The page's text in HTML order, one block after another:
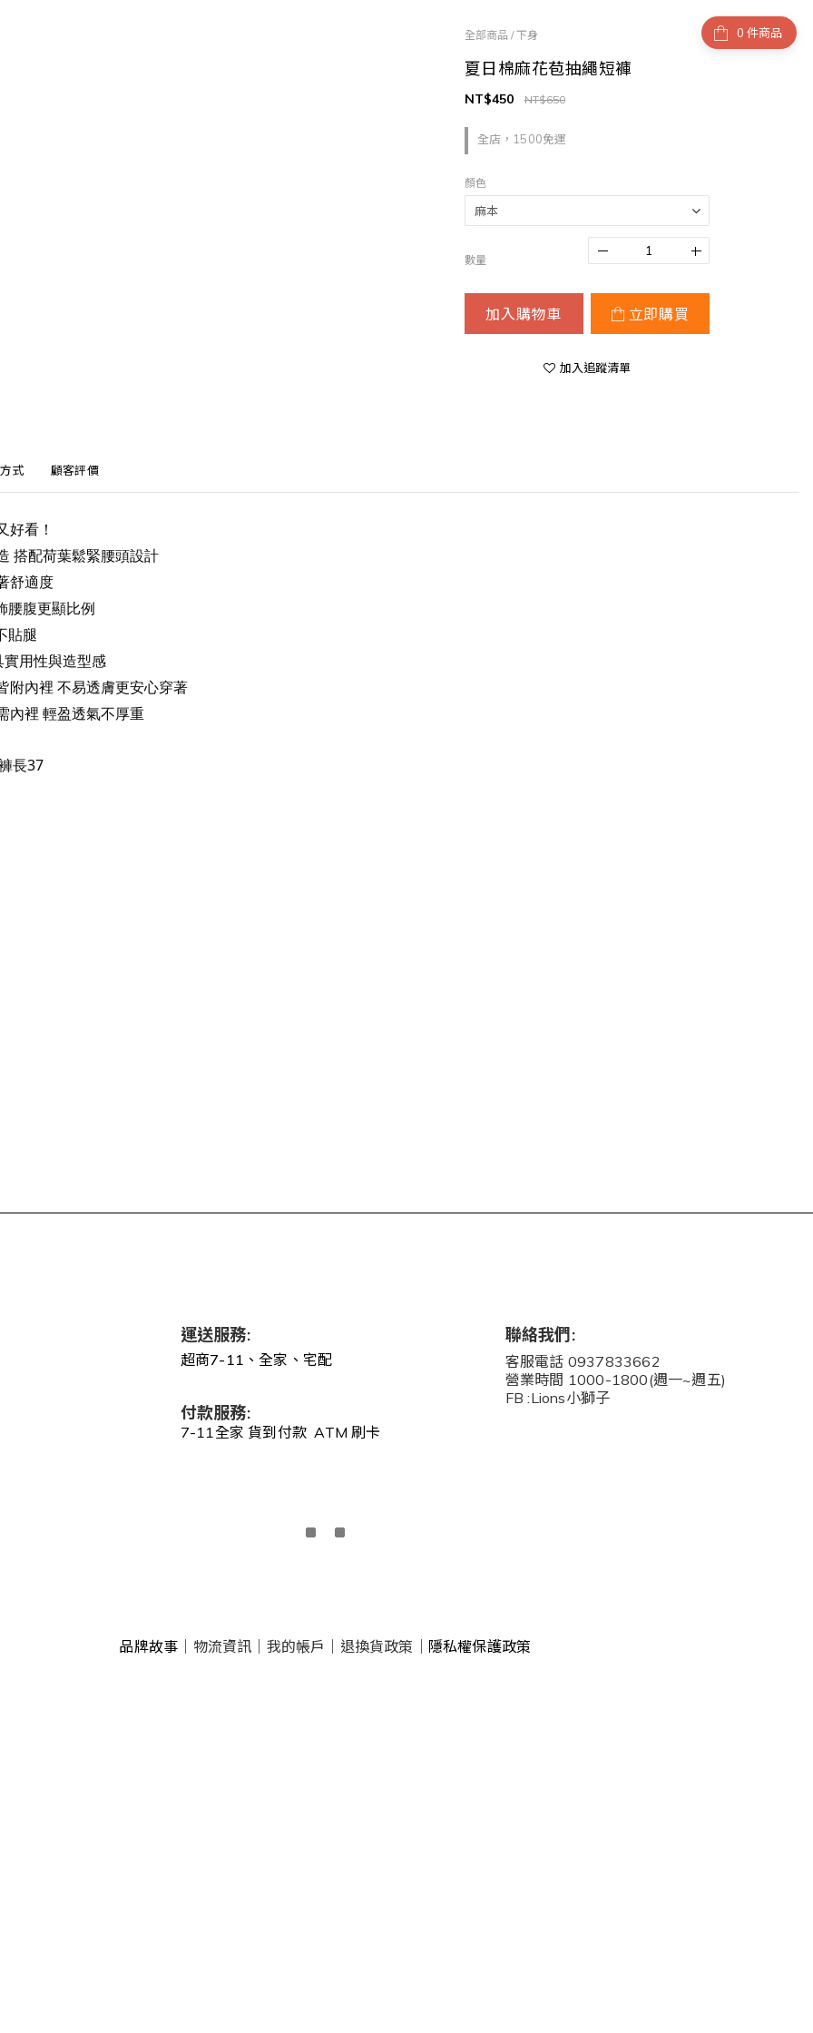
件商品
全部商品 /下身
夏日棉麻花苞抽繩短褲
全店，1500免運
NT$650
NT$450
顏色
數量
加入購物車 立即購買
加入追蹤清單
式 顧客評價
好看！
搭配荷葉鬆緊腰頭設計
舒適度
腰腹更顯比例
貼腿
實用性與造型感
附內裡 不易透膚更安心穿著
內裡 輕盈透氣不厚重
長37
運送服務:
超商7-11、全家、宅配
付款服務:
7-11全家 貨到付款 ATM 刷卡
聯絡我們:
客服電話 0937833662
營業時間 1000-1800(週一~週五)
FB :Lions小獅子
品牌故事 物流資訊 我的帳戶 退換貨政策 隱私權保護政策